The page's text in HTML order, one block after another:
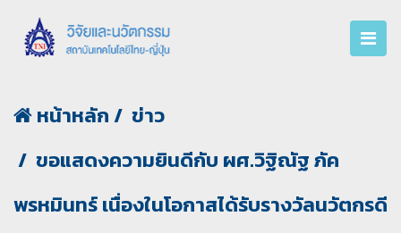
หน้าหลัก
ข่าว
ขอแสดงความยินดีกับ ผศ.วิฐิณัฐ ภัค
พรหมินทร์ เนื่องในโอกาสได้รับรางวัลนวัตกรดี